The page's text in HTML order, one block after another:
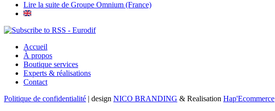
Lire la suite de Groupe Omnium (France)
Accueil
À propos
Boutique services
Experts & réalisations
Contact
Politique de confidentialité | design NICO BRANDING & Realisation Hap'Ecommerce